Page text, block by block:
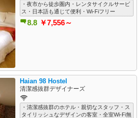
・夜市から徒歩圏内・レンタサイクルサービ
ス・日本語も通じて便利・Wi-Fiフリー
8.8 ￥7,556～
Haian 98 Hostel
清潔感抜群デザイナーズ
・清潔感抜群のホテル・親切なスタッフ・ス
タイリッシュなデザインの客室・全室Wi-Fi無